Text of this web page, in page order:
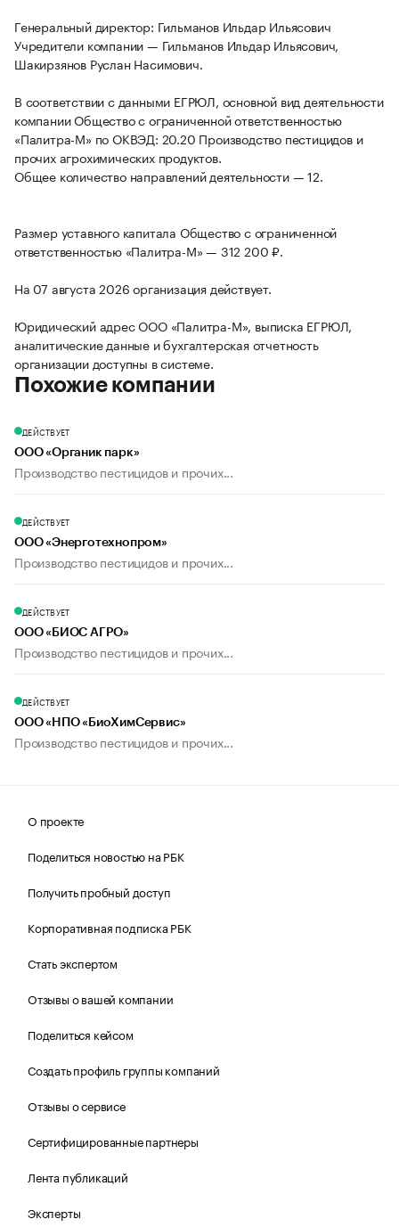
Генеральный директор: Гильманов Ильдар Ильясович
Учредители компании — Гильманов Ильдар Ильясович,
Шакирзянов Руслан Насимович.
В соответствии с данными ЕГРЮЛ, основной вид деятельности
компании Общество с ограниченной ответственностью
«Палитра-М» по ОКВЭД: 20.20 Производство пестицидов и
прочих агрохимических продуктов.
Общее количество направлений деятельности — 12.
Размер уставного капитала Общество с ограниченной
ответственностью «Палитра-М» — 312 200 ₽.
На 07 августа 2026 организация действует.
Юридический адрес ООО «Палитра-М», выписка ЕГРЮЛ,
аналитические данные и бухгалтерская отчетность
организации доступны в системе.
Похожие компании
ДЕЙСТВУЕТ
ООО «Органик парк»
Производство пестицидов и прочих...
ДЕЙСТВУЕТ
ООО «Энерготехнопром»
Производство пестицидов и прочих...
ДЕЙСТВУЕТ
ООО «БИОС АГРО»
Производство пестицидов и прочих...
ДЕЙСТВУЕТ
ООО «НПО «БиоХимСервис»
Производство пестицидов и прочих...
О проекте
Поделиться новостью на РБК
Получить пробный доступ
Корпоративная подписка РБК
Стать экспертом
Отзывы о вашей компании
Поделиться кейсом
Создать профиль группы компаний
Отзывы о сервисе
Сертифицированные партнеры
Лента публикаций
Эксперты